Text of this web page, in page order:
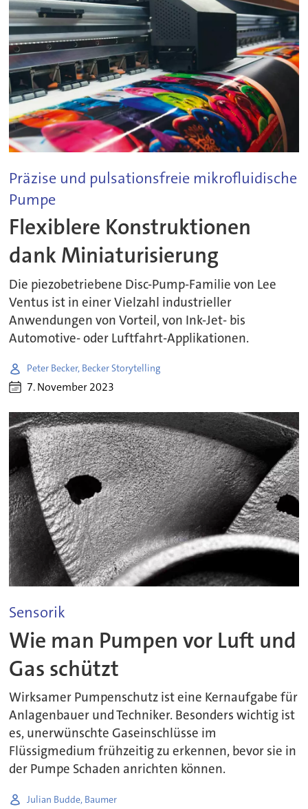
Präzise und pulsationsfreie mikrofluidische
Pumpe
Flexiblere Konstruktionen
dank Miniaturisierung
Die piezobetriebene Disc-Pump-Familie von Lee
Ventus ist in einer Vielzahl industrieller
Anwendungen von Vorteil, von Ink-Jet- bis
Automotive- oder Luftfahrt-Applikationen.
Peter Becker, Becker Storytelling
7. November 2023
Sensorik
Wie man Pumpen vor Luft und
Gas schützt
Wirksamer Pumpenschutz ist eine Kernaufgabe für
Anlagenbauer und Techniker. Besonders wichtig ist
es, unerwünschte Gaseinschlüsse im
Flüssigmedium frühzeitig zu erkennen, bevor sie in
der Pumpe Schaden anrichten können.
Julian Budde, Baumer